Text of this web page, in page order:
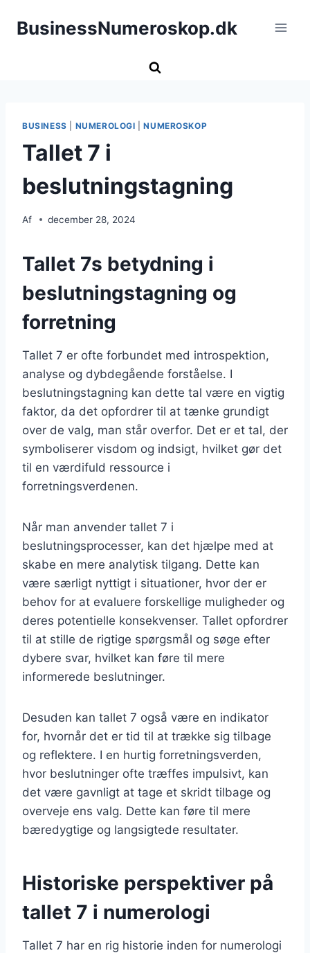
BusinessNumeroskop.dk
BUSINESS NUMEROLOGI |NUMEROSKOP
Tallet 7 i
beslutningstagning
Af december 28, 2024
Tallet 7s betydning i
beslutningstagning og
forretning
Tallet 7 er ofte forbundet med introspektion,
analyse og dybdegående forståelse. I
beslutningstagning kan dette tal være en vigtig
faktor, da det opfordrer til at tænke grundigt
over de valg, man står overfor. Det er et tal, der
symboliserer visdom og indsigt, hvilket gør det
til en værdifuld ressource i
forretningsverdenen.
Når man anvender tallet 7 i
beslutningsprocesser, kan det hjælpe med at
skabe en mere analytisk tilgang. Dette kan
være særligt nyttigt i situationer, hvor der er
behov for at evaluere forskellige muligheder og
deres potentielle konsekvenser. Tallet opfordrer
til at stille de rigtige spørgsmål og søge efter
dybere svar, hvilket kan føre til mere
informerede beslutninger.
Desuden kan tallet 7 også være en indikator
for, hvornår det er tid til at trække sig tilbage
og reflektere. I en hurtig forretningsverden,
hvor beslutninger ofte træffes impulsivt, kan
det være gavnligt at tage et skridt tilbage og
overveje ens valg. Dette kan føre til mere
bæredygtige og langsigtede resultater.
Historiske perspektiver på
tallet 7 i numerologi
Tallet 7 har en rig historie inden for numerologi